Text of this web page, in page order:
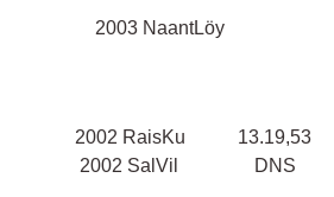
2003 NaantLöy
2002 RaisKu 13.19,53
2002 SalVil DNS